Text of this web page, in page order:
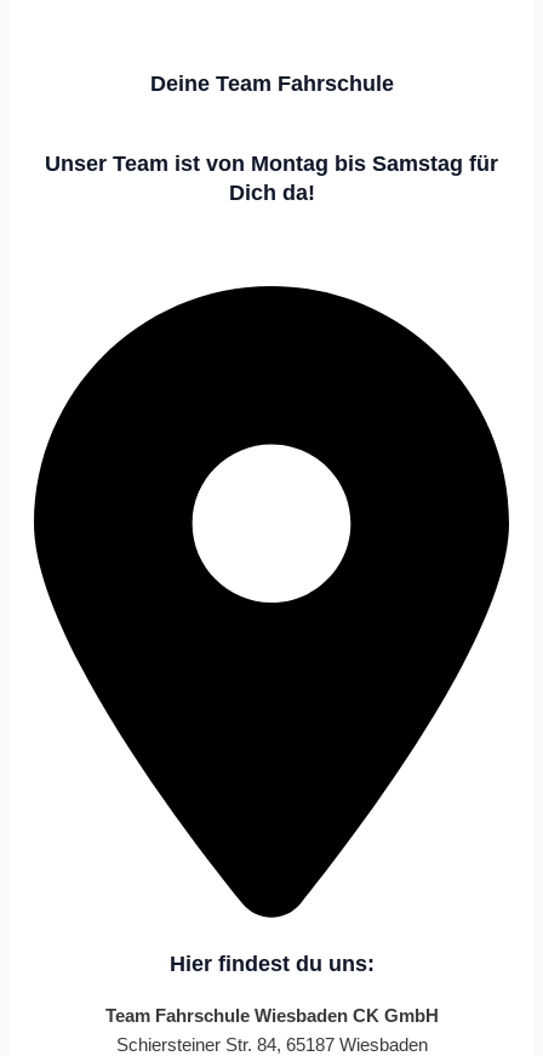
Deine Team Fahrschule
Unser Team ist von Montag bis Samstag für
Dich da!
Hier findest du uns:
Team Fahrschule Wiesbaden CK GmbH
Schiersteiner Str. 84, 65187 Wiesbaden